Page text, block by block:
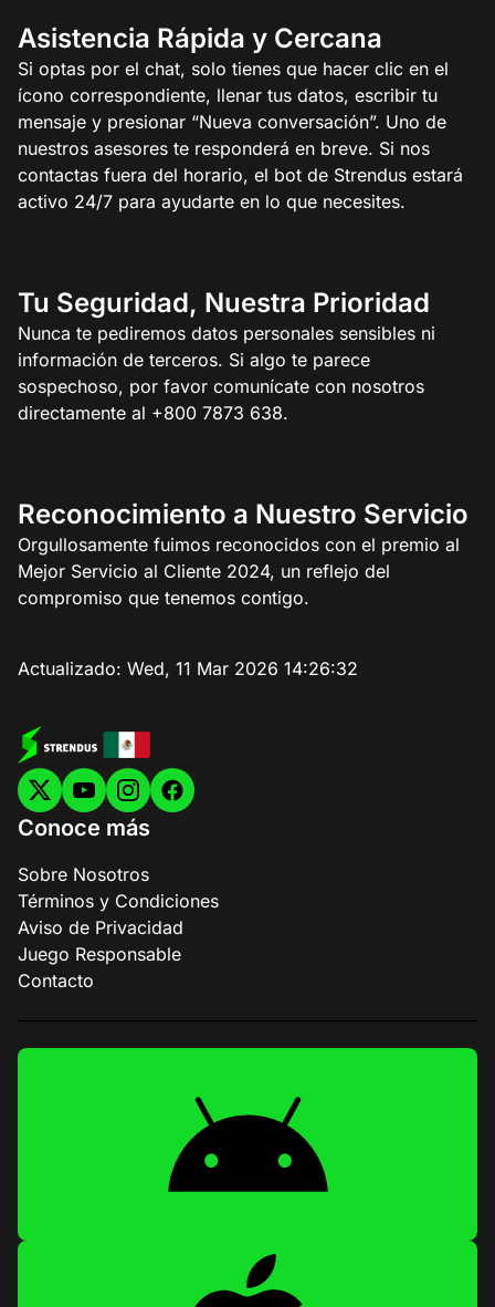
Asistencia Rápida y Cercana
Si optas por el chat, solo tienes que hacer clic en el
ícono correspondiente, llenar tus datos, escribir tu
mensaje y presionar “Nueva conversación”. Uno de
nuestros asesores te responderá en breve. Si nos
contactas fuera del horario, el bot de Strendus estará
activo 24/7 para ayudarte en lo que necesites.
Tu Seguridad, Nuestra Prioridad
Nunca te pediremos datos personales sensibles ni
información de terceros. Si algo te parece
sospechoso, por favor comunícate con nosotros
directamente al +800 7873 638.
Reconocimiento a Nuestro Servicio
Orgullosamente fuimos reconocidos con el premio al
Mejor Servicio al Cliente 2024, un reflejo del
compromiso que tenemos contigo.
Actualizado: Wed, 11 Mar 2026 14:26:32
Conoce más
Sobre Nosotros
Términos y Condiciones
Aviso de Privacidad
Juego Responsable
Contacto